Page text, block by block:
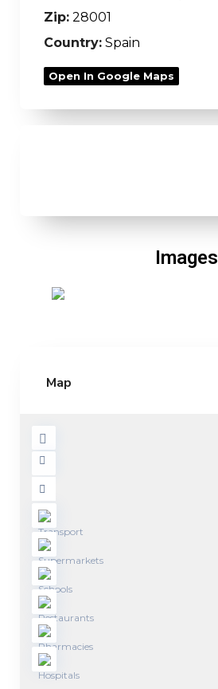
Zip: 28001
Country: Spain
Open In Google Maps
Images
Map